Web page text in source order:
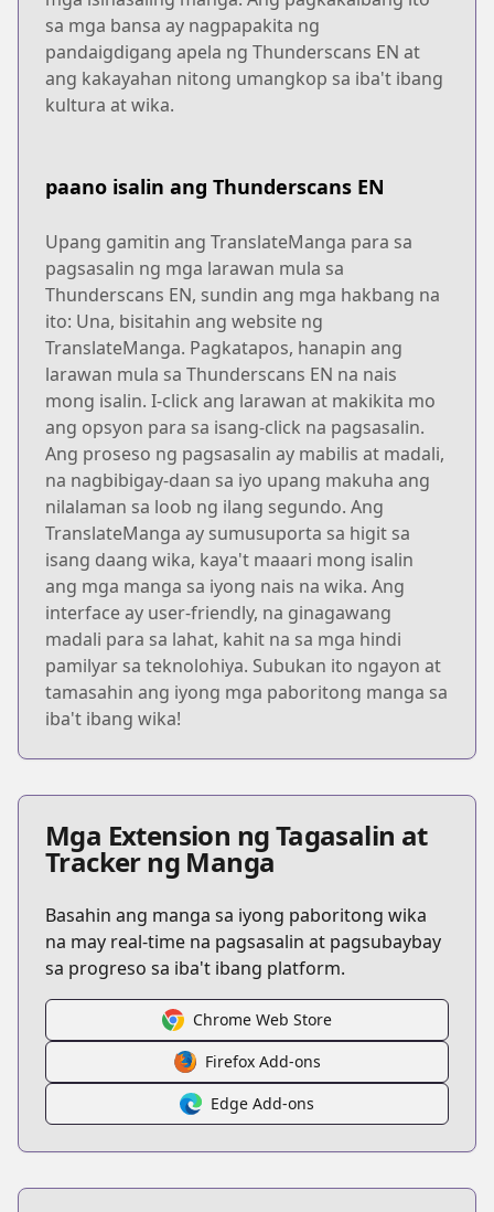
sa mga bansa ay nagpapakita ng
pandaigdigang apela ng Thunderscans EN at
ang kakayahan nitong umangkop sa iba't ibang
kultura at wika.
paano isalin ang Thunderscans EN
Upang gamitin ang TranslateManga para sa
pagsasalin ng mga larawan mula sa
Thunderscans EN, sundin ang mga hakbang na
ito: Una, bisitahin ang website ng
TranslateManga. Pagkatapos, hanapin ang
larawan mula sa Thunderscans EN na nais
mong isalin. I-click ang larawan at makikita mo
ang opsyon para sa isang-click na pagsasalin.
Ang proseso ng pagsasalin ay mabilis at madali,
na nagbibigay-daan sa iyo upang makuha ang
nilalaman sa loob ng ilang segundo. Ang
TranslateManga ay sumusuporta sa higit sa
isang daang wika, kaya't maaari mong isalin
ang mga manga sa iyong nais na wika. Ang
interface ay user-friendly, na ginagawang
madali para sa lahat, kahit na sa mga hindi
pamilyar sa teknolohiya. Subukan ito ngayon at
tamasahin ang iyong mga paboritong manga sa
iba't ibang wika!
Mga Extension ng Tagasalin at
Tracker ng Manga
Basahin ang manga sa iyong paboritong wika
na may real-time na pagsasalin at pagsubaybay
sa progreso sa iba't ibang platform.
Chrome Web Store
Firefox Add-ons
Edge Add-ons